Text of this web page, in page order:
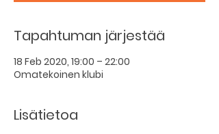
Tapahtuman järjestää
18 Feb 2020, 19:00 – 22:00
Omatekoinen klubi
Lisätietoa